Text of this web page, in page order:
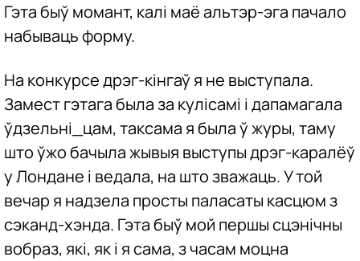
Гэта быў момант, калі маё альтэр-эга пачало
набываць форму.
На конкурсе дрэг-кінгаў я не выступала.
Замест гэтага была за кулісамі і дапамагала
ўдзельні_цам, таксама я была ў журы, таму
што ўжо бачыла жывыя выступы дрэг-каралёў
у Лондане і ведала, на што зважаць. У той
вечар я надзела просты паласаты касцюм з
сэканд-хэнда. Гэта быў мой першы сцэнічны
вобраз, які, як і я сама, з часам моцна